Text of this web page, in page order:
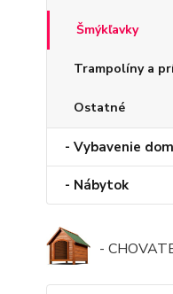
Šmýkľavky
Trampolíny a
Ostatné
- Vybavenie
- Nábytok
-